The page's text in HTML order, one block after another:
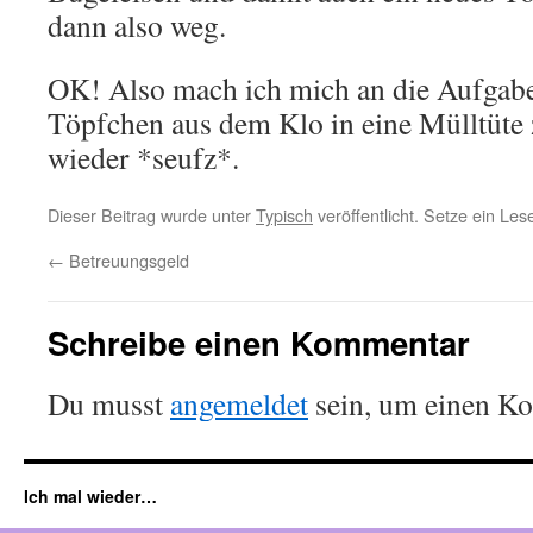
dann also weg.
OK! Also mach ich mich an die
Töpfchen aus dem Klo in eine Mülltüte
wieder *seufz*.
Dieser Beitrag wurde unterTypisch veröffentlicht. Setze ein
← Betreuungsgeld
Schreibe einen Kommentar
Du musst angemeldet sein, um einen
Ich mal wieder…